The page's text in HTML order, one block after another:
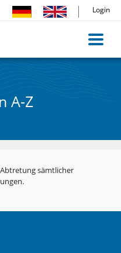
Login
A-Z
sämtlicher